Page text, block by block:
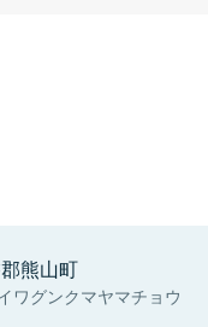
熊山町
ワグンクマヤマチョウ